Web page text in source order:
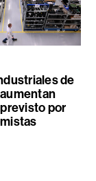
de
por